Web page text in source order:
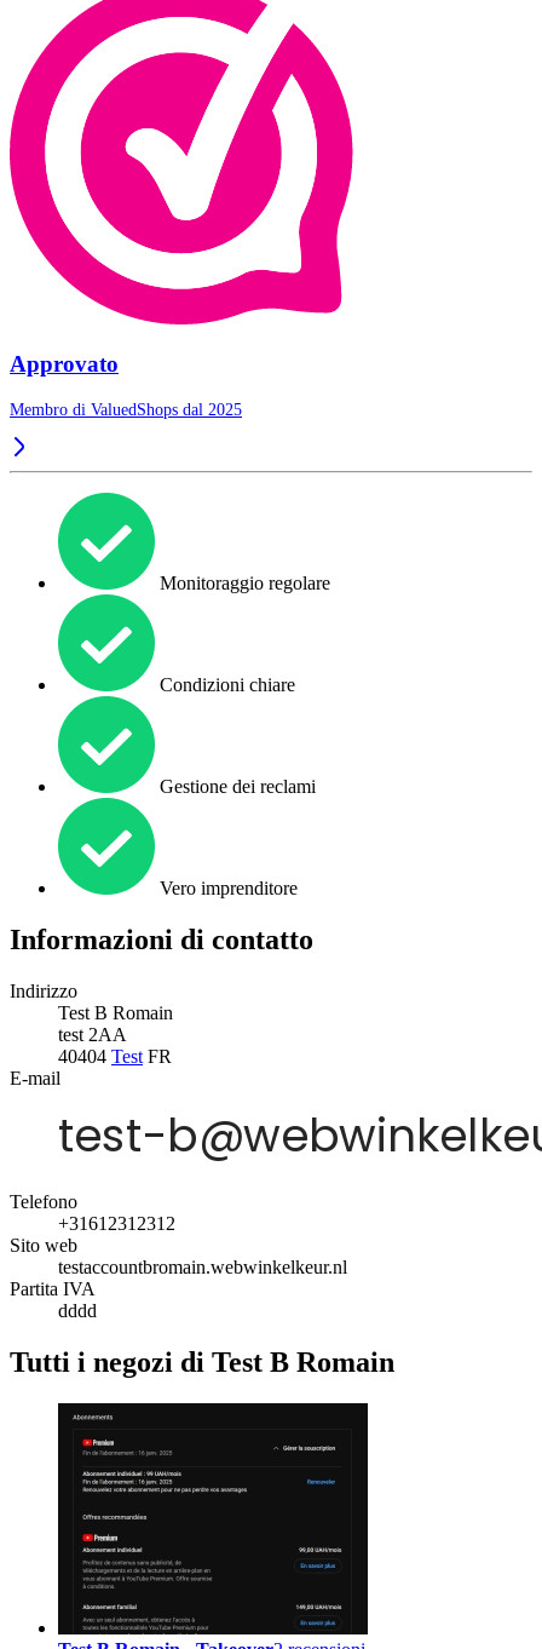
Approvato
Membro di ValuedShops dal 2025
Monitoraggio regolare
Condizioni chiare
Gestione dei reclami
Vero imprenditore
Informazioni di contatto
Indirizzo
Test B Romain
test 2AA
40404 Test FR
E-mail
Telefono
+31612312312
Sito web
testaccountbromain.webwinkelkeur.nl
Partita IVA
dddd
Tutti i negozi di Test B Romain